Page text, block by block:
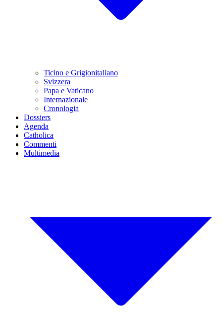
Ticino e Grigionitaliano
Svizzera
Papa e Vaticano
Internazionale
Cronologia
Dossiers
Agenda
Catholica
Commenti
Multimedia